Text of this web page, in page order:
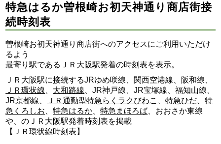
特急はるか曽根崎お初天神通り商店街接
続時刻表
曽根崎お初天神通り商店街へのアクセスにご利用いただけ
るよう
最寄り駅であるＪＲ大阪駅発着の時刻表を表示。
ＪＲ大阪駅に接続するJRゆめ咲線、関西空港線、阪和線、
ＪＲ環状線
大和路線 、JR神戸線、JR宝塚線、福知山線、
JR京都線、
ＪＲ通勤型特急らくラクびわこ 、特急ひだ 、特
急くろしお 、特急はるか 、特急まほろば 、おおさか東線
や、のＪＲ大阪駅発着時刻表を掲載
【ＪＲ環状線時刻表】